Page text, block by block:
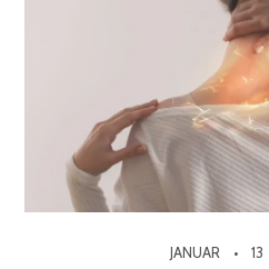
JANUAR 13